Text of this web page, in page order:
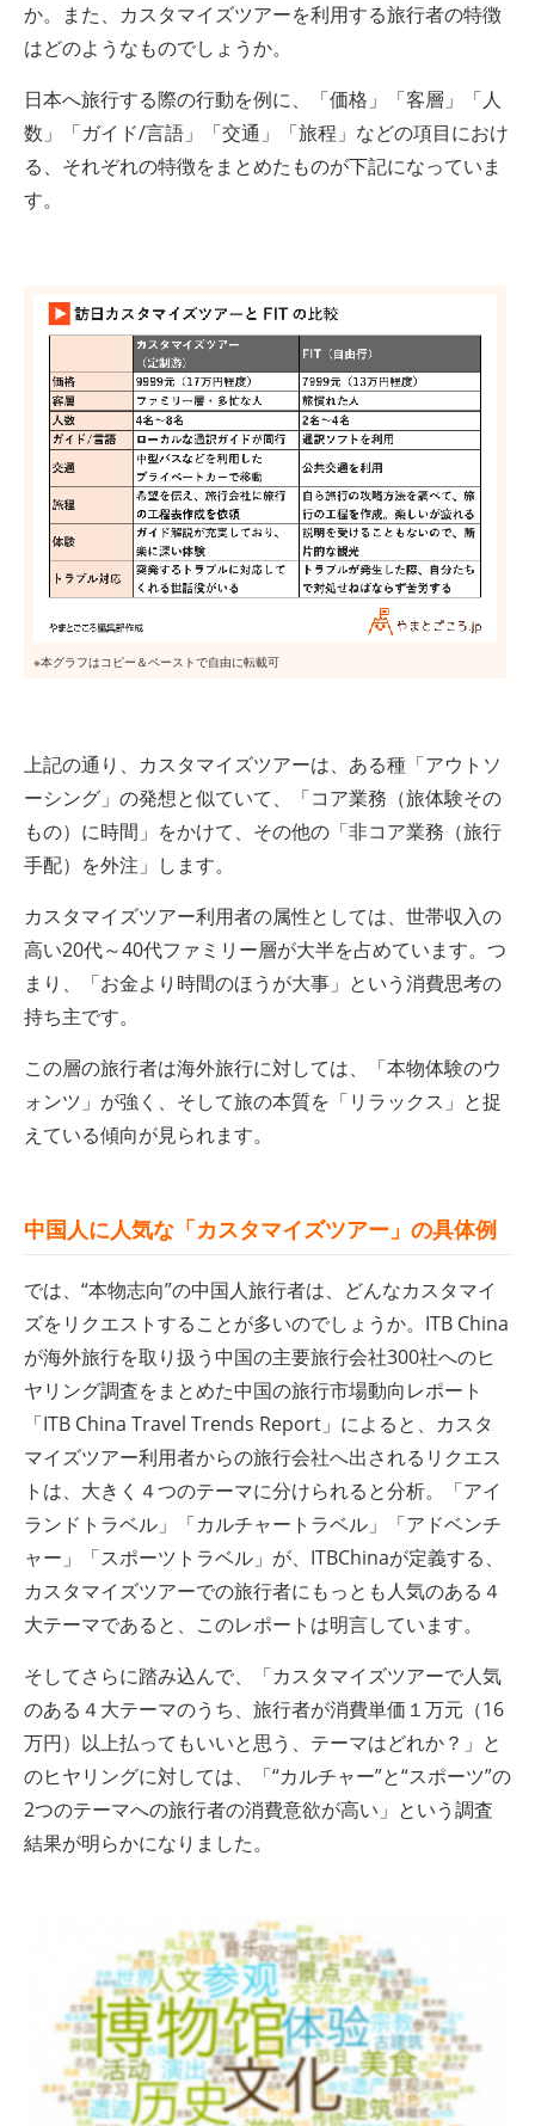
か。また、カスタマイズツアーを利用する旅行者の特徴
はどのようなものでしょうか。
日本へ旅行する際の行動を例に、「価格」「客層」「人
数」「ガイド/言語」「交通」「旅程」などの項目におけ
る、それぞれの特徴をまとめたものが下記になっていま
す。
上記の通り、カスタマイズツアーは、ある種「アウトソ
ーシング」の発想と似ていて、「コア業務（旅体験その
もの）に時間」をかけて、その他の「非コア業務（旅行
手配）を外注」します。
カスタマイズツアー利用者の属性としては、世帯収入の
高い20代～40代ファミリー層が大半を占めています。つ
まり、「お金より時間のほうが大事」という消費思考の
持ち主です。
この層の旅行者は海外旅行に対しては、「本物体験のウ
ォンツ」が強く、そして旅の本質を「リラックス」と捉
えている傾向が見られます。
中国人に人気な「カスタマイズツアー」の具体例
では、“本物志向”の中国人旅行者は、どんなカスタマイ
ズをリクエストすることが多いのでしょうか。ITB China
が海外旅行を取り扱う中国の主要旅行会社300社へのヒ
ヤリング調査をまとめた中国の旅行市場動向レポート
「ITB China Travel Trends Report」によると、カスタ
マイズツアー利用者からの旅行会社へ出されるリクエス
トは、大きく４つのテーマに分けられると分析。「アイ
ランドトラベル」「カルチャートラベル」「アドベンチ
ャー」「スポーツトラベル」が、ITBChinaが定義する、
カスタマイズツアーでの旅行者にもっとも人気のある４
大テーマであると、このレポートは明言しています。
そしてさらに踏み込んで、「カスタマイズツアーで人気
のある４大テーマのうち、旅行者が消費単価１万元（16
万円）以上払ってもいいと思う、テーマはどれか？」と
のヒヤリングに対しては、「“カルチャー”と“スポーツ”の
2つのテーマへの旅行者の消費意欲が高い」という調査
結果が明らかになりました。